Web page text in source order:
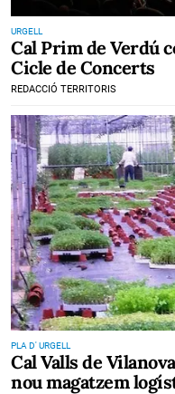
URGELL
Cal Prim de Verdú
Cicle de Concerts
REDACCIÓ TERRITORIS
PLA D' URGELL
Cal Valls de
nou magatzem